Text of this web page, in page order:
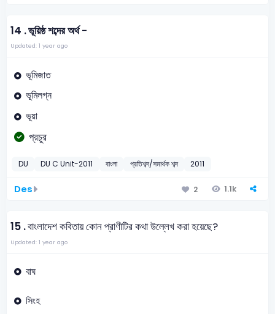
14 .ভূয়িষ্ঠ শব্দের অর্থ -
Updated: 1 year ago
ভূমিজাত
ভূমিলগ্ন
ভূয়া
প্রচুর
DU DU C Unit-2011 বাংলা প্রতিশব্দ/সমার্থক শব্দ 2011
Des 2 1.1k
15 .বাংলাদেশ কবিতায় কোন প্রাণীটির কথা উল্লেখ করা হয়েছে?
Updated: 1 year ago
বাঘ
সিংহ